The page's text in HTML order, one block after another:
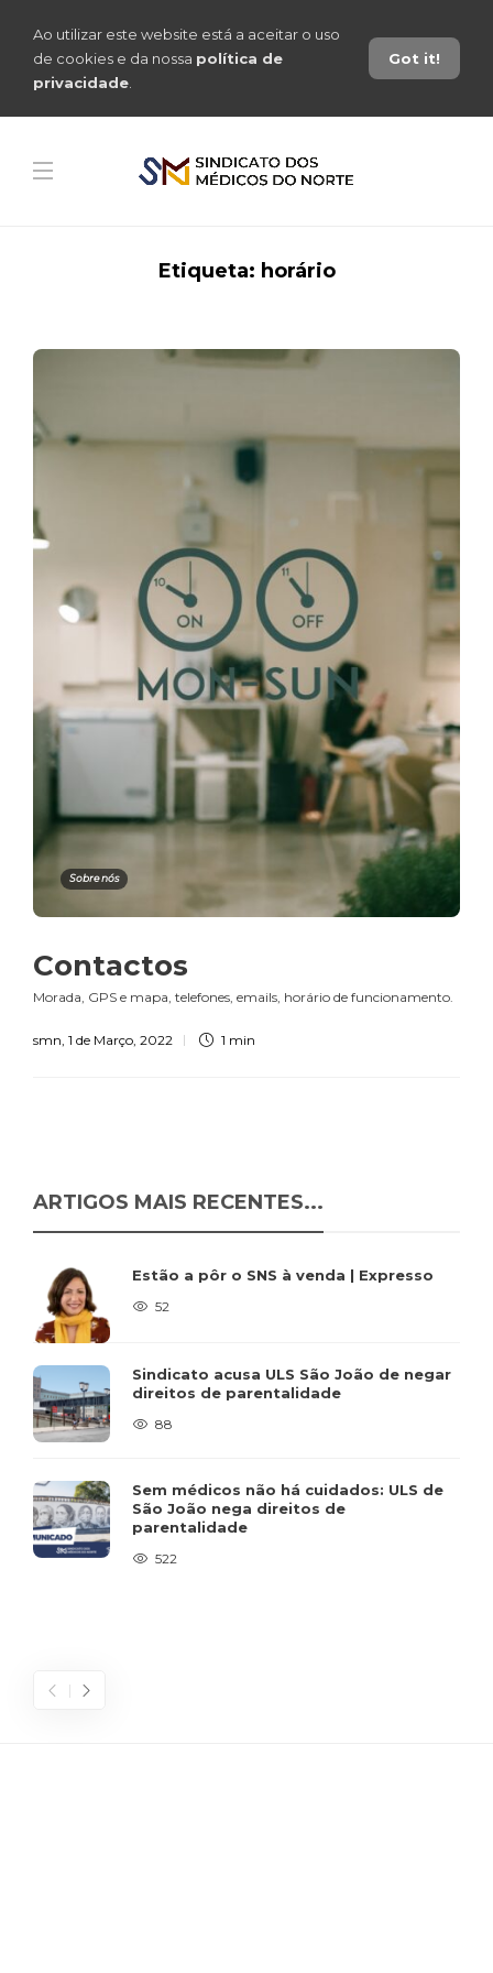
Ao utilizar este website está a aceitar o uso
de cookies e da nossa política de
privacidade
Got it!
Etiqueta: horário
Sobre nós
Contactos
Morada, GPS e mapa, telefones, emails, horário de funcionamento.
smn, 1 de Março, 2022 1 min
ARTIGOS MAIS RECENTES...
Estão a pôr o SNS à venda | Expresso
52
Sindicato acusa ULS São João de negar
direitos de parentalidade
88
Sem médicos não há cuidados: ULS de
São João nega direitos de
parentalidade
522